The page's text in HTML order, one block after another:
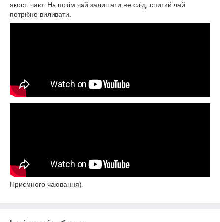
якості чаю. На потім чай залишати не слід, спитий чай
потрібно виливати.
Приємного чаювання).